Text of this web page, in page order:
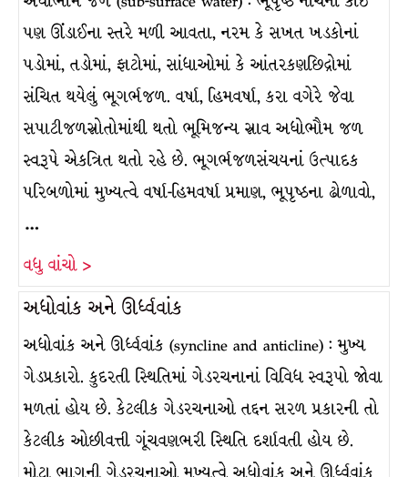
પણ ઊંડાઈના સ્તરે મળી આવતા, નરમ કે સખત ખડકોનાં
પડોમાં, તડોમાં, ફાટોમાં, સાંધાઓમાં કે આંતરકણછિદ્રોમાં
સંચિત થયેલું ભૂગર્ભજળ. વર્ષા, હિમવર્ષા, કરા વગેરે જેવા
સપાટીજળસ્રોતોમાંથી થતો ભૂમિજન્ય સ્રાવ અધોભૌમ જળ
સ્વરૂપે એકત્રિત થતો રહે છે. ભૂગર્ભજળસંચયનાં ઉત્પાદક
પરિબળોમાં મુખ્યત્વે વર્ષા-હિમવર્ષા પ્રમાણ, ભૂપૃષ્ઠના ઢોળાવો,
…
વધુ વાંચો >
અધોવાંક અને ઊર્ધ્વવાંક
અધોવાંક અને ઊર્ધ્વવાંક (syncline and anticline) : મુખ્ય
ગેડપ્રકારો. કુદરતી સ્થિતિમાં ગેડરચનાનાં વિવિધ સ્વરૂપો જોવા
મળતાં હોય છે. કેટલીક ગેડરચનાઓ તદ્દન સરળ પ્રકારની તો
કેટલીક ઓછીવત્તી ગૂંચવણભરી સ્થિતિ દર્શાવતી હોય છે.